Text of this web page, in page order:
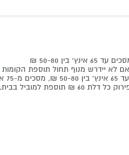
למוביל בבית.